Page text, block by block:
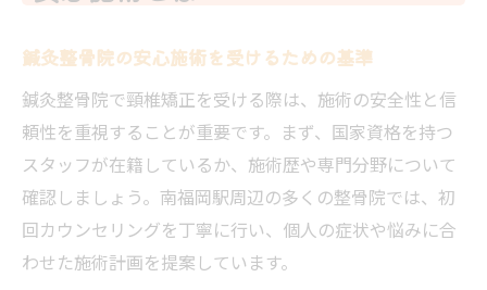
鍼灸整骨院の安心施術を受けるための基準
鍼灸整骨院で頸椎矯正を受ける際は、施術の安全性と信
頼性を重視することが重要です。まず、国家資格を持つ
スタッフが在籍しているか、施術歴や専門分野について
確認しましょう。南福岡駅周辺の多くの整骨院では、初
回カウンセリングを丁寧に行い、個人の症状や悩みに合
わせた施術計画を提案しています。